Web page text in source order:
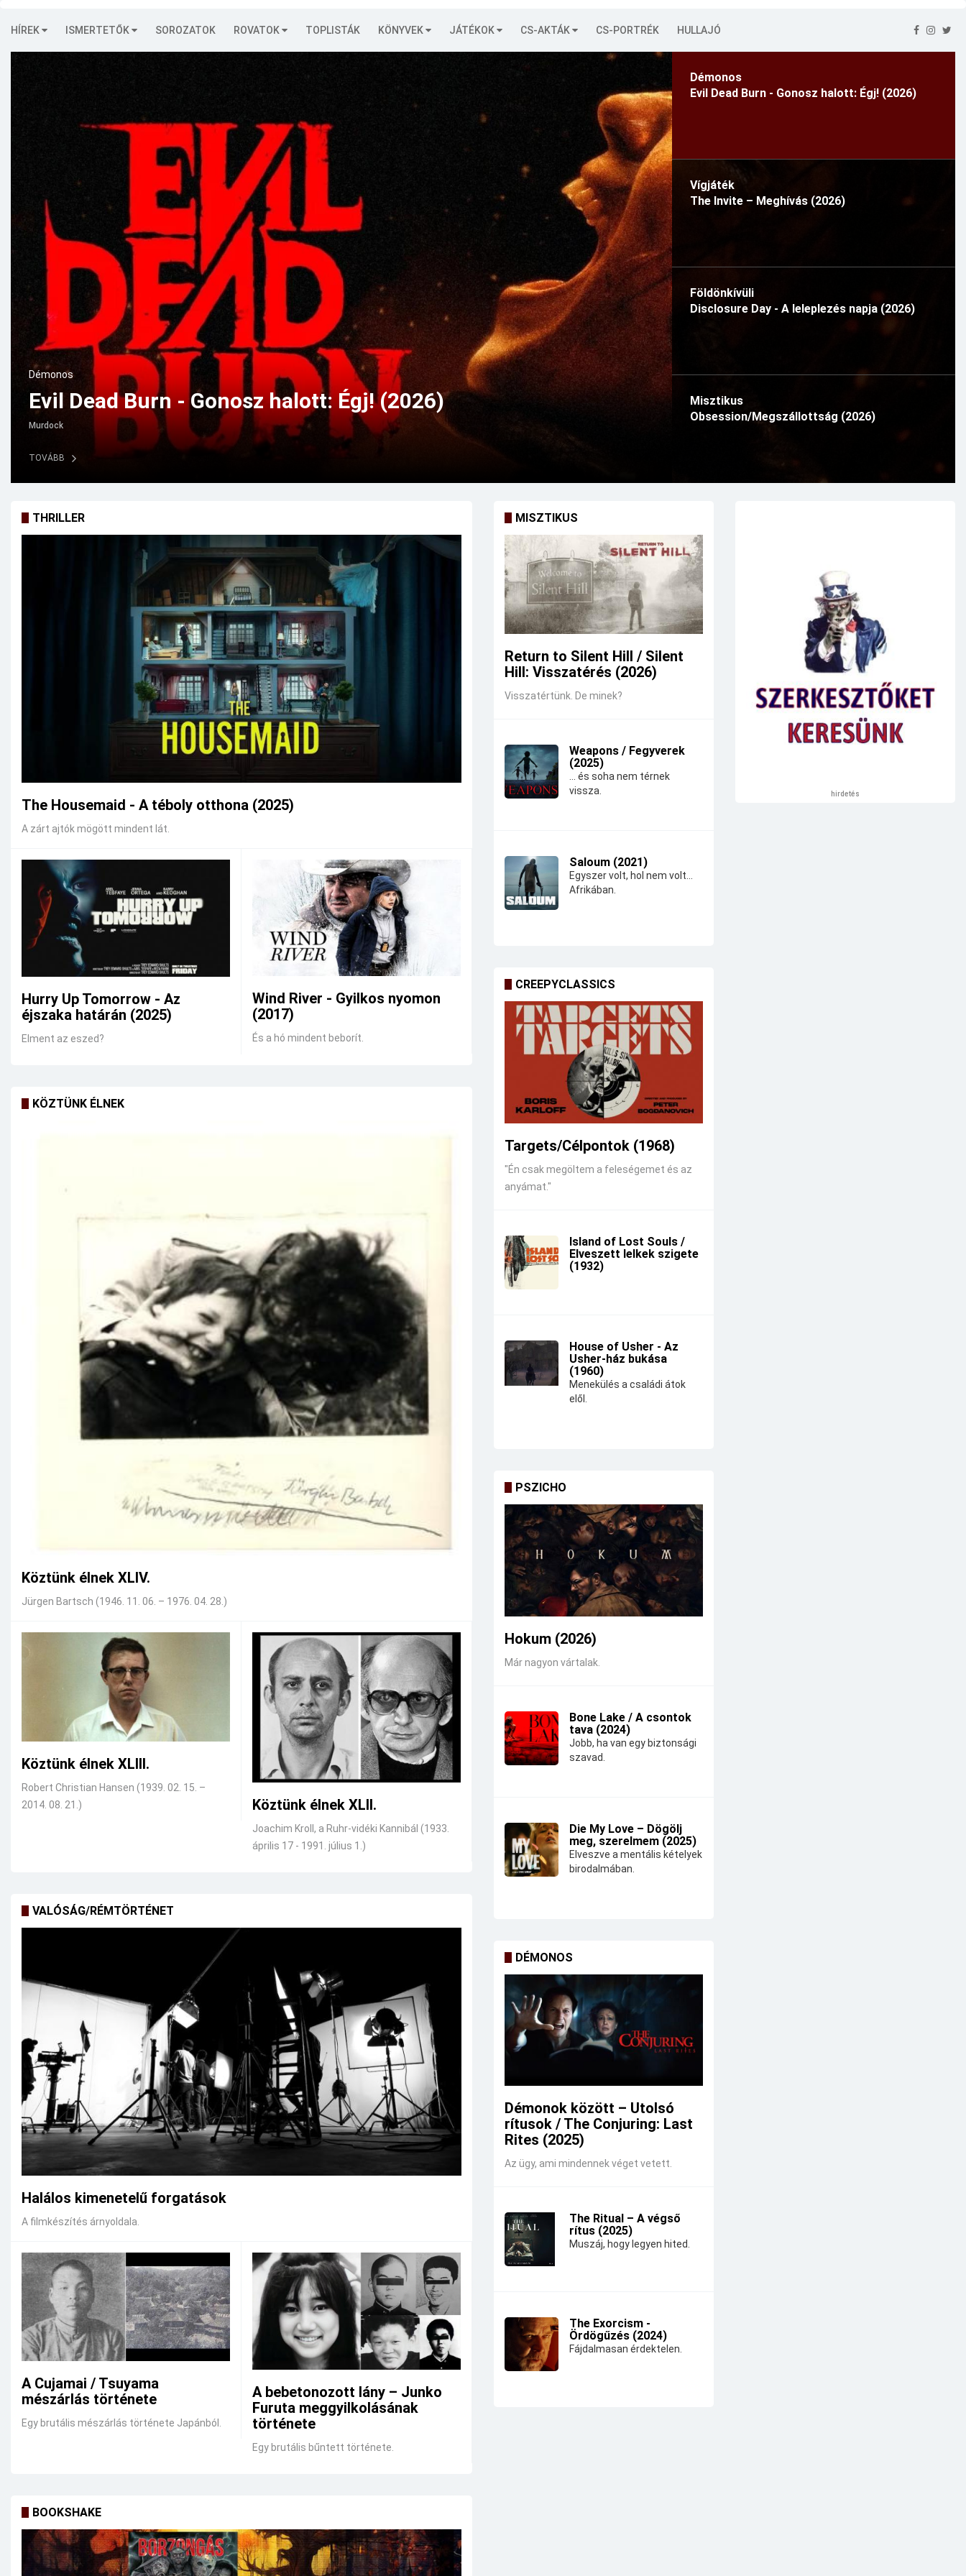
HÍREK ISMERTETŐK SOROZATOK ROVATOK TOPLISTÁK KÖNYVEK JÁTÉKOK CS-AKTÁK CS-PORTRÉK HULLAJÓ
Démonos
Evil Dead Burn - Gonosz halott: Égj! (2026)
Vígjáték
The Invite – Meghívás (2026)
Földönkívüli
Disclosure Day - A leleplezés napja (2026)
Misztikus
Obsession/Megszállottság (2026)
Vígjáték
The Invite – Meghívás (2026)
Gaerity
TOVÁBB
THRILLER
The Housemaid - A téboly otthona (2025)
A zárt ajtók mögött mindent lát.
Hurry Up Tomorrow - Az
éjszaka határán (2025)
Elment az eszed?
Wind River - Gyilkos nyomon
(2017)
És a hó mindent beborít.
KÖZTÜNK ÉLNEK
Köztünk élnek XLIV.
Jürgen Bartsch (1946. 11. 06. – 1976. 04. 28.)
Köztünk élnek XLIII.
Robert Christian Hansen (1939. 02. 15. –
2014. 08. 21.)
Köztünk élnek XLII.
Joachim Kroll, a Ruhr-vidéki Kannibál (1933.
április 17 - 1991. július 1.)
VALÓSÁG/RÉMTÖRTÉNET
Halálos kimenetelű forgatások
A filmkészítés árnyoldala.
A Cujamai / Tsuyama
mészárlás története
Egy brutális mészárlás története Japánból.
A bebetonozott lány – Junko
Furuta meggyilkolásának
története
Egy brutális bűntett története.
BOOKSHAKE
MISZTIKUS
Return to Silent Hill / Silent
Hill: Visszatérés (2026)
Visszatértünk. De minek?
Weapons / Fegyverek
(2025)
... és soha nem térnek
vissza.
Saloum (2021)
Egyszer volt, hol nem volt...
Afrikában.
CREEPYCLASSICS
Targets/Célpontok (1968)
"Én csak megöltem a feleségemet és az
anyámat."
Island of Lost Souls /
Elveszett lelkek szigete
(1932)
House of Usher - Az
Usher-ház bukása
(1960)
Menekülés a családi átok
elől.
PSZICHO
Hokum (2026)
Már nagyon vártalak.
Bone Lake / A csontok
tava (2024)
Jobb, ha van egy biztonsági
szavad.
Die My Love – Dögölj
meg, szerelmem (2025)
Elveszve a mentális kételyek
birodalmában.
DÉMONOS
Démonok között – Utolsó
rítusok / The Conjuring: Last
Rites (2025)
Az ügy, ami mindennek véget vetett.
The Ritual – A végső
rítus (2025)
Muszáj, hogy legyen hited.
The Exorcism -
Ördögűzés (2024)
Fájdalmasan érdektelen.
hirdetés